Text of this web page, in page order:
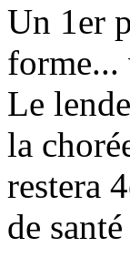
Un 1er
forme...
Le
la
restera
de